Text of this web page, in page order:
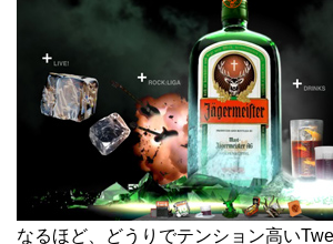
なるほど、どうりでテンション高い